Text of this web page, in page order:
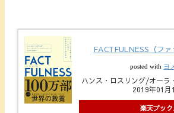
FACTFULNESS（ファ
posted with ヨ
ハンス・ロスリング/オーラ
2019年01月
楽天ブック